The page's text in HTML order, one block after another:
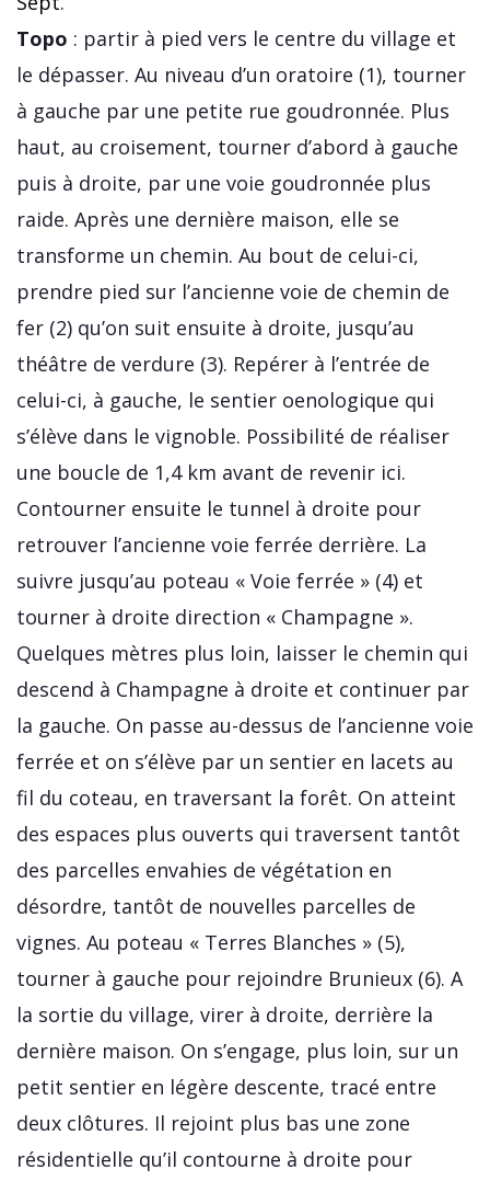
Topo : partir à pied vers le centre du village et
le dépasser. Au niveau d’un oratoire (1), tourner
à gauche par une petite rue goudronnée. Plus
haut, au croisement, tourner d’abord à gauche
puis à droite, par une voie goudronnée plus
raide. Après une dernière maison, elle se
transforme un chemin. Au bout de celui-ci,
prendre pied sur l’ancienne voie de chemin de
fer (2) qu’on suit ensuite à droite, jusqu’au
théâtre de verdure (3). Repérer à l’entrée de
celui-ci, à gauche, le sentier oenologique qui
s’élève dans le vignoble. Possibilité de réaliser
une boucle de 1,4 km avant de revenir ici.
Contourner ensuite le tunnel à droite pour
retrouver l’ancienne voie ferrée derrière. La
suivre jusqu’au poteau « Voie ferrée » (4) et
tourner à droite direction « Champagne ».
Quelques mètres plus loin, laisser le chemin qui
descend à Champagne à droite et continuer par
la gauche. On passe au-dessus de l’ancienne voie
ferrée et on s’élève par un sentier en lacets au
fil du coteau, en traversant la forêt. On atteint
des espaces plus ouverts qui traversent tantôt
des parcelles envahies de végétation en
désordre, tantôt de nouvelles parcelles de
vignes. Au poteau « Terres Blanches » (5),
tourner à gauche pour rejoindre Brunieux (6). A
la sortie du village, virer à droite, derrière la
dernière maison. On s’engage, plus loin, sur un
petit sentier en légère descente, tracé entre
deux clôtures. Il rejoint plus bas une zone
résidentielle qu’il contourne à droite pour